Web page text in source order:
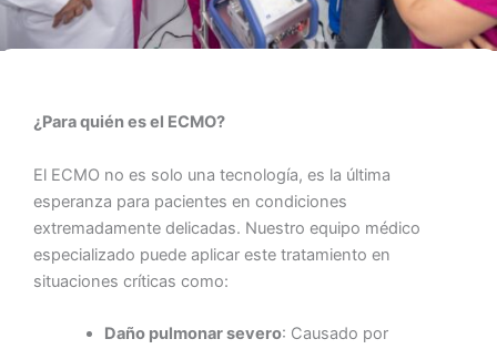
¿Para quién es el ECMO?
El ECMO no es solo una tecnología, es la última
esperanza para pacientes en condiciones
extremadamente delicadas. Nuestro equipo médico
especializado puede aplicar este tratamiento en
situaciones críticas como:
Daño pulmonar severo: Causado por